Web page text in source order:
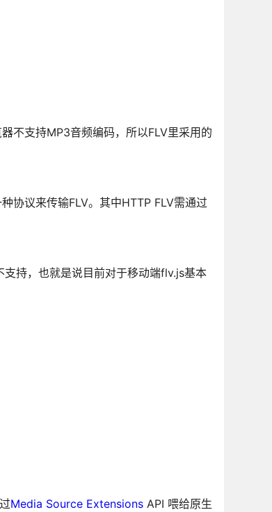
不支持MP3音频编码，所以FLV里采用的
协议来传输FLV。其中HTTP FLV需通过
持，也就是说目前对于移动端flv.js基本
Media Source ExtensionsAPI 喂给原生